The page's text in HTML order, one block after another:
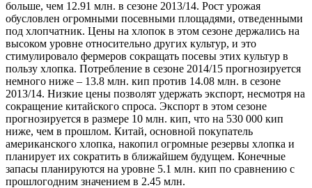
больше, чем 12.91 млн. в сезоне 2013/14. Рост урожая
обусловлен огромными посевными площадями, отведенными
под хлопчатник. Цены на хлопок в этом сезоне держались на
высоком уровне относительно других культур, и это
стимулировало фермеров сокращать посевы этих культур в
пользу хлопка. Потребление в сезоне 2014/15 прогнозируется
немного ниже – 13.8 млн. кип против 14.08 млн. в сезоне
2013/14. Низкие цены позволят удержать экспорт, несмотря на
сокращение китайского спроса. Экспорт в этом сезоне
прогнозируется в размере 10 млн. кип, что на 530 000 кип
ниже, чем в прошлом. Китай, основной покупатель
американского хлопка, накопил огромные резервы хлопка и
планирует их сократить в ближайшем будущем. Конечные
запасы планируются на уровне 5.1 млн. кип по сравнению с
прошлогодним значением в 2.45 млн.